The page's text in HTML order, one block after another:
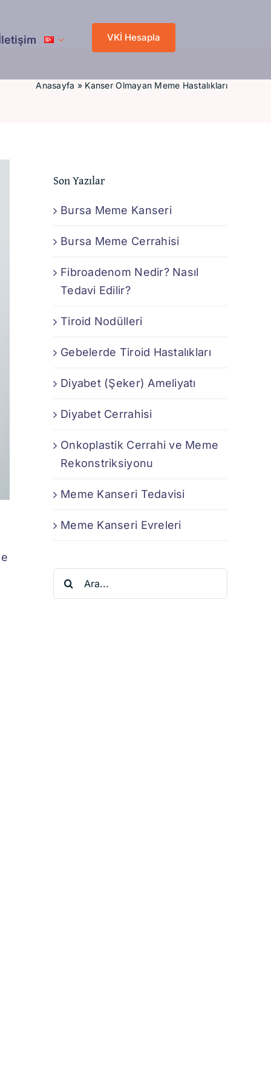
VKİ Hesapla
Anasayfa » Kanser Olmayan Meme Hastalıkları
Son Yazılar
Bursa Meme Kanseri
Bursa Meme Cerrahisi
Fibroadenom Nedir? Nasıl
Tedavi Edilir?
Tiroid Nodülleri
Gebelerde Tiroid Hastalıkları
Diyabet (Şeker) Ameliyatı
Diyabet Cerrahisi
Onkoplastik Cerrahi ve Meme
Rekonstriksiyonu
Meme Kanseri Tedavisi
Meme Kanseri Evreleri
Ara: